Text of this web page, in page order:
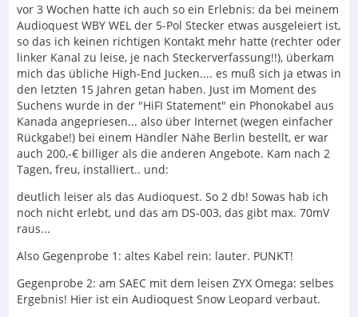
vor 3 Wochen hatte ich auch so ein Erlebnis: da bei meinem
Audioquest WBY WEL der 5-Pol Stecker etwas ausgeleiert ist,
so das ich keinen richtigen Kontakt mehr hatte (rechter oder
linker Kanal zu leise, je nach Steckerverfassung!!), überkam
mich das übliche High-End Jucken.... es muß sich ja etwas in
den letzten 15 Jahren getan haben. Just im Moment des
Suchens wurde in der "HiFI Statement" ein Phonokabel aus
Kanada angepriesen... also über Internet (wegen einfacher
Rückgabe!) bei einem Händler Nähe Berlin bestellt, er war
auch 200,-€ billiger als die anderen Angebote. Kam nach 2
Tagen, freu, installiert.. und:
deutlich leiser als das Audioquest. So 2 db! Sowas hab ich
noch nicht erlebt, und das am DS-003, das gibt max. 70mV
raus...
Also Gegenprobe 1: altes Kabel rein: lauter. PUNKT!
Gegenprobe 2: am SAEC mit dem leisen ZYX Omega: selbes
Ergebnis! Hier ist ein Audioquest Snow Leopard verbaut.